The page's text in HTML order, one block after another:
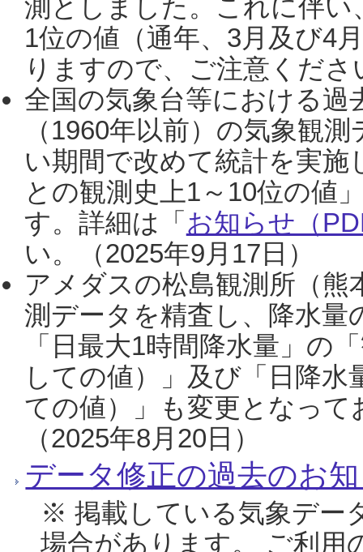
測としました。これに伴い
1位の値（通年、3月及び4
りますので、ご注意くだ
全国の気象台等における過
（1960年以前）の気象観
い期間で改めて統計を実
との観測史上1～10位の値
す。詳細は「 お知らせ（
い。（2025年9月17日）
アメダスの松島観測所（熊
測データを精査し、降水
「日最大1時間降水量」の
しての値）」及び「日降
ての値）」も変更となっ
（2025年8月20日）
データ修正の過去のお
※ 掲載している気象デー
場合があります。 ご利用